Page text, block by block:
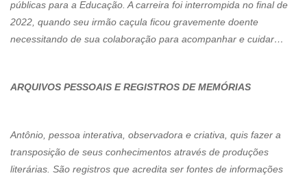
públicas para a Educação. A carreira foi interrompida no final de
2022, quando seu irmão caçula ficou gravemente doente
necessitando de sua colaboração para acompanhar e cuidar…
ARQUIVOS PESSOAIS E REGISTROS DE MEMÓRIAS
Antônio, pessoa interativa, observadora e criativa, quis fazer a
transposição de seus conhecimentos através de produções
literárias. São registros que acredita ser fontes de informações